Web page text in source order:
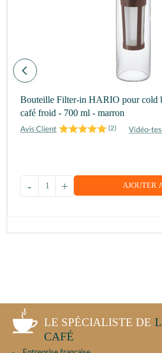
Bouteille Filter-in HARIO pour cold
café froid - 700 ml - marron
(2)
+
- AJOUTER
LE SPÉCIALISTE DE
CAFÉ